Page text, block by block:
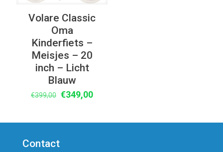
Volare Classic
Oma
Kinderfiets –
Meisjes – 20
inch – Licht
Blauw
€399,00 Oorspronkelijke
€349,00Huidige
Contact